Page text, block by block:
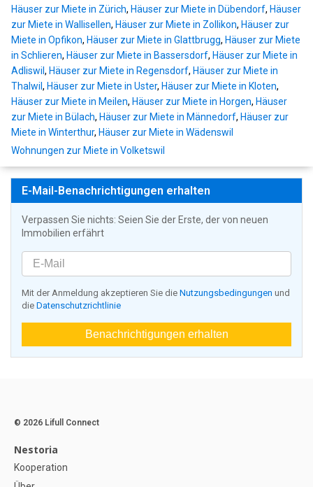
Häuser zur Miete in Zürich, Häuser zur Miete in Dübendorf, Häuser
zur Miete in Wallisellen, Häuser zur Miete in Zollikon, Häuser zur
Miete in Opfikon, Häuser zur Miete in Glattbrugg, Häuser zur Miete
in Schlieren, Häuser zur Miete in Bassersdorf, Häuser zur Miete in
Adliswil , Häuser zur Miete in Regensdorf, Häuser zur Miete in
Thalwil , Häuser zur Miete in Uster, Häuser zur Miete in Kloten,
Häuser zur Miete in Meilen, Häuser zur Miete in Horgen, Häuser
zur Miete in Bülach, Häuser zur Miete in Männedorf, Häuser zur
Miete in Winterthur, Häuser zur Miete in Wädenswil
Wohnungen zur Miete in Volketswil
E-Mail-Benachrichtigungen erhalten
Verpassen Sie nichts: Seien Sie der Erste, der von neuen
Immobilien erfährt
Mit der Anmeldung akzeptieren Sie die Nutzungsbedingungen und
die Datenschutzrichtlinie
Benachrichtigungen erhalten
© 2026 Lifull Connect
Nestoria
Kooperation